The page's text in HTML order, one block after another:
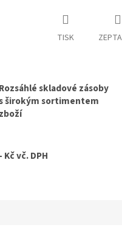
TISK
Rozsáhlé skladové zásoby
širokým sortimentem
zboží
vč. DPH